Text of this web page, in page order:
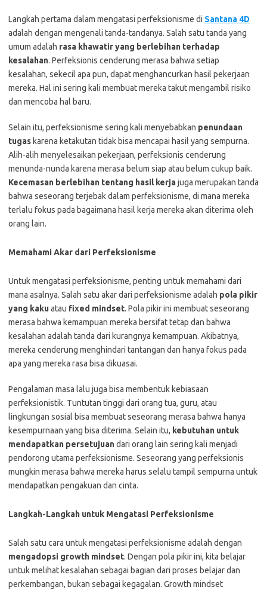
Langkah pertama dalam mengatasi perfeksionisme di Santana 4D
adalah dengan mengenali tanda-tandanya. Salah satu tanda yang
umum adalah rasa khawatir yang berlebihan terhadap
kesalahan. Perfeksionis cenderung merasa bahwa setiap
kesalahan, sekecil apa pun, dapat menghancurkan hasil pekerjaan
mereka. Hal ini sering kali membuat mereka takut mengambil risiko
dan mencoba hal baru.
Selain itu, perfeksionisme sering kali menyebabkan penundaan
tugas karena ketakutan tidak bisa mencapai hasil yang sempurna.
Alih-alih menyelesaikan pekerjaan, perfeksionis cenderung
menunda-nunda karena merasa belum siap atau belum cukup baik.
Kecemasan berlebihan tentang hasil kerjajuga merupakan tanda
bahwa seseorang terjebak dalam perfeksionisme, di mana mereka
terlalu fokus pada bagaimana hasil kerja mereka akan diterima oleh
orang lain.
Memahami Akar dari Perfeksionisme
Untuk mengatasi perfeksionisme, penting untuk memahami dari
mana asalnya. Salah satu akar dari perfeksionisme adalah pola pikir
yang kakuatau fixed mindset. Pola pikir ini membuat seseorang
merasa bahwa kemampuan mereka bersifat tetap dan bahwa
kesalahan adalah tanda dari kurangnya kemampuan. Akibatnya,
mereka cenderung menghindari tantangan dan hanya fokus pada
apa yang mereka rasa bisa dikuasai.
Pengalaman masa lalu juga bisa membentuk kebiasaan
perfeksionistik. Tuntutan tinggi dari orang tua, guru, atau
lingkungan sosial bisa membuat seseorang merasa bahwa hanya
kesempurnaan yang bisa diterima. Selain itu, kebutuhan untuk
mendapatkan persetujuandari orang lain sering kali menjadi
pendorong utama perfeksionisme. Seseorang yang perfeksionis
mungkin merasa bahwa mereka harus selalu tampil sempurna untuk
mendapatkan pengakuan dan cinta.
Langkah-Langkah untuk Mengatasi Perfeksionisme
Salah satu cara untuk mengatasi perfeksionisme adalah dengan
mengadopsi growth mindset. Dengan pola pikir ini, kita belajar
untuk melihat kesalahan sebagai bagian dari proses belajar dan
perkembangan, bukan sebagai kegagalan. Growth mindset